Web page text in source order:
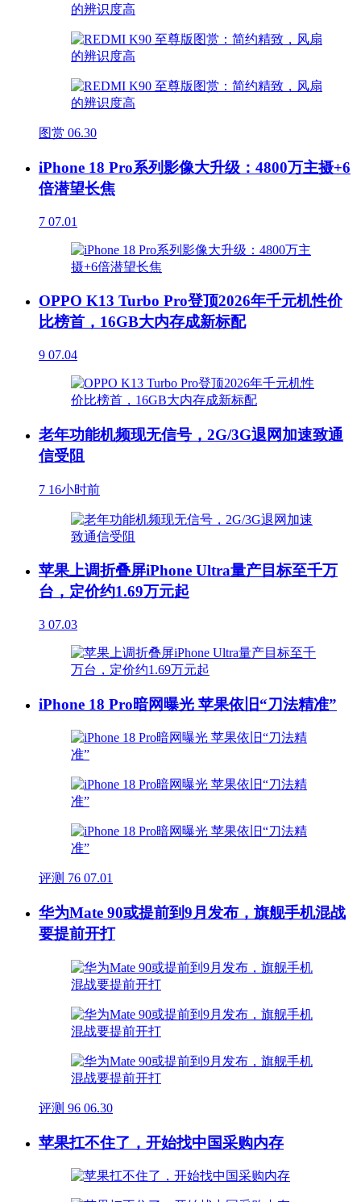
图赏 06.30
iPhone 18 Pro系列影像大升级：4800万主摄+6
倍潜望长焦
7 07.01
OPPO K13 Turbo Pro登顶2026年千元机性价
比榜首，16GB大内存成新标配
9 07.04
老年功能机频现无信号，2G/3G退网加速致通
信受阻
7 16小时前
苹果上调折叠屏iPhone Ultra量产目标至千万
台，定价约1.69万元起
3 07.03
iPhone 18 Pro暗网曝光 苹果依旧“刀法精准”
评测 76 07.01
华为Mate 90或提前到9月发布，旗舰手机混战
要提前开打
评测 96 06.30
苹果扛不住了，开始找中国采购内存